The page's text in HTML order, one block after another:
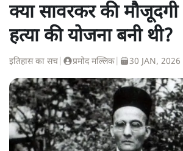
क्या सावरकर की मौजूदगी
हत्या की योजना बनी थी?
इतिहास का सच प्रमोद मल्लिक 30 JAN, 2026